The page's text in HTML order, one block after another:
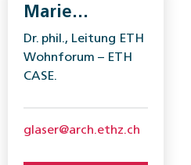
Marie
Antoinette
Glaser
Dr. phil., Leitung ETH
Wohnforum – ETH
CASE.
glaser@arch.ethz.ch